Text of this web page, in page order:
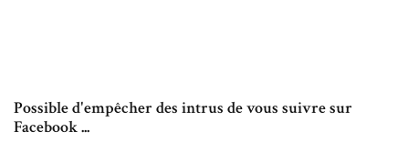
Possible d'empêcher des intrus de vous suivre sur
Facebook ...